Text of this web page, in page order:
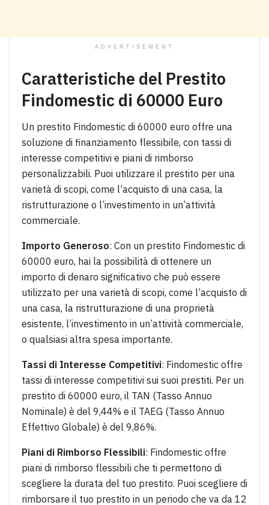
ADVERTISEMENT
Caratteristiche del Prestito
Findomestic di 60000 Euro
Un prestito Findomestic di 60000 euro offre una
soluzione di finanziamento flessibile, con tassi di
interesse competitivi e piani di rimborso
personalizzabili. Puoi utilizzare il prestito per una
varietà di scopi, come l’acquisto di una casa, la
ristrutturazione o l’investimento in un’attività
commerciale.
Importo Generoso: Con un prestito Findomestic di
60000 euro, hai la possibilità di ottenere un
importo di denaro significativo che può essere
utilizzato per una varietà di scopi, come l’acquisto di
una casa, la ristrutturazione di una proprietà
esistente, l’investimento in un’attività commerciale,
o qualsiasi altra spesa importante.
Tassi di Interesse Competitivi: Findomestic offre
tassi di interesse competitivi sui suoi prestiti. Per un
prestito di 60000 euro, il TAN (Tasso Annuo
Nominale) è del 9,44% e il TAEG (Tasso Annuo
Effettivo Globale) è del 9,86%.
Piani di Rimborso Flessibili: Findomestic offre
piani di rimborso flessibili che ti permettono di
scegliere la durata del tuo prestito. Puoi scegliere di
rimborsare il tuo prestito in un periodo che va da 12